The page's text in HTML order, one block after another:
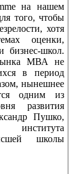
на нашем
того, чтобы
хотя
оценки,
бизнес-школ.
МВА не
в период
нынешнее
одним из
развития
Пушко,
института
школы